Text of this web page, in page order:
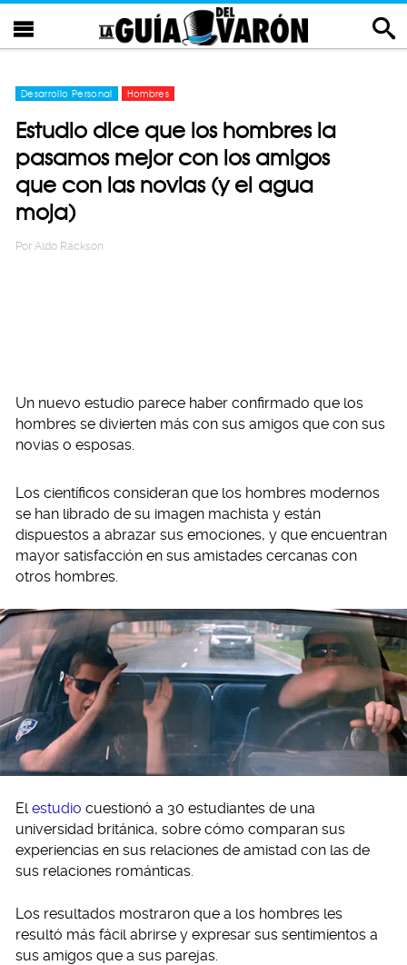
Desarrollo Personal Hombres
Estudio dice que los hombres la
pasamos mejor con los amigos
que con las novias (y el agua
moja)
Por Aldo Rackson
Un nuevo estudio parece haber confirmado que los
hombres se divierten más con sus amigos que con sus
novias o esposas.
Los científicos consideran que los hombres modernos
se han librado de su imagen machista y están
dispuestos a abrazar sus emociones, y que encuentran
mayor satisfacción en sus amistades cercanas con
otros hombres.
El estudio cuestionó a 30 estudiantes de una
universidad británica, sobre cómo comparan sus
experiencias en sus relaciones de amistad con las de
sus relaciones románticas.
Los resultados mostraron que a los hombres les
resultó más fácil abrirse y expresar sus sentimientos a
sus amigos que a sus parejas.